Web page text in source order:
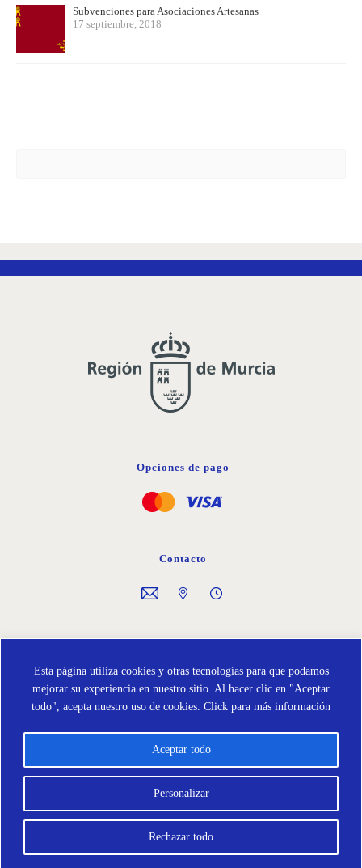
Esta página utiliza cookies y otras tecnologías para que podamos
mejorar su experiencia en nuestro sitio. Al hacer clic en "Aceptar
todo", acepta nuestro uso de cookies. Click para más información
Personalizar
Rechazar todo
Aceptar todo
Subvenciones para Asociaciones Artesanas
17 septiembre, 2018
Opciones de pago
Contacto
Protección de Datos
Términos y condiciones